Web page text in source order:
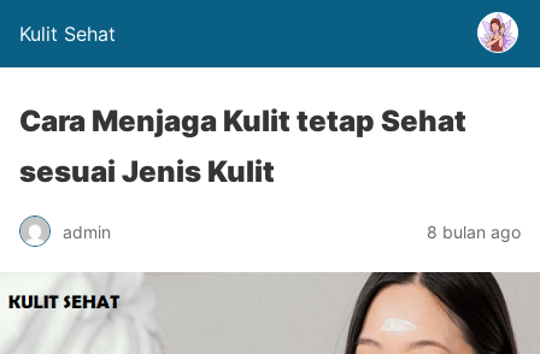
Kulit Sehat
Cara Menjaga Kulit tetap Sehat
sesuai Jenis Kulit
admin 8 bulan ago